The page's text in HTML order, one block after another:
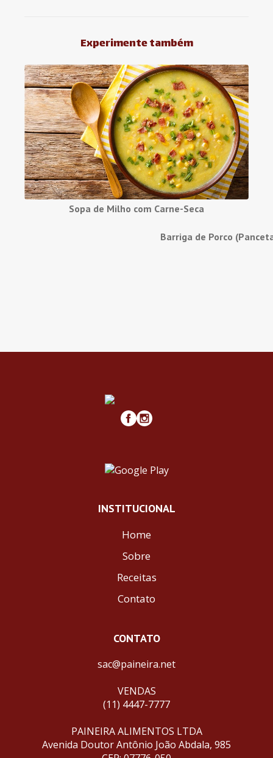
Experimente também
Sopa de Milho com Carne-Seca
Barriga de Porco
INSTITUCIONAL
Home
Sobre
Receitas
Contato
CONTATO
sac@paineira.net
VENDAS
(11) 4447-7777
PAINEIRA ALIMENTOS LTDA
Avenida Doutor Antônio João Abdala, 985